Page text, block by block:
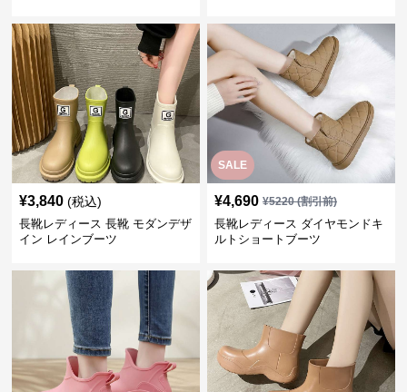
¥3,840 (税込)
長靴レディース 長靴 モダンデザ
イン レインブーツ
SALE
¥4,690 ¥5220(割引前)
長靴レディース ダイヤモンドキ
ルトショートブーツ